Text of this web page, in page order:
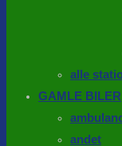
alle
GAMLE BILER
andet